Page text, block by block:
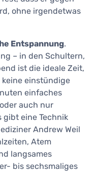
ohne irgendetwas
Entspannung.
– in den Schultern,
ist die ideale Zeit,
keine einstündige
einfaches
auch nur
gibt eine Technik
Andrew Weil
Atem
langsames
bis sechsmaliges